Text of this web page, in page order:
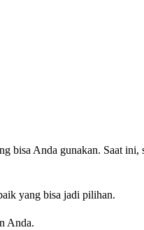
bisa Anda gunakan. Saat
yang bisa jadi pilihan.
Anda.